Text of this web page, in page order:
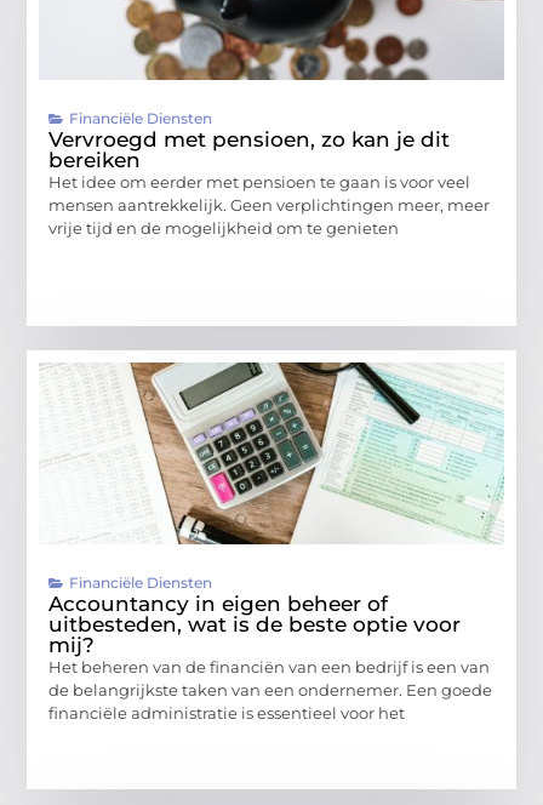
Financiële Diensten
Vervroegd met pensioen, zo kan je dit
bereiken
Het idee om eerder met pensioen te gaan is voor veel
mensen aantrekkelijk. Geen verplichtingen meer, meer
vrije tijd en de mogelijkheid om te genieten
Financiële Diensten
Accountancy in eigen beheer of
uitbesteden, wat is de beste optie voor
mij?
Het beheren van de financiën van een bedrijf is een van
de belangrijkste taken van een ondernemer. Een goede
financiële administratie is essentieel voor het